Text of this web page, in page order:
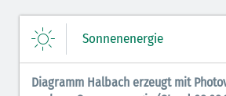
Sonnenenergie
Diagramm Halbach erzeugt mit